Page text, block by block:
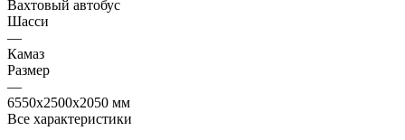
Вахтовый автобус
Шасси
—
Камаз
Размер
—
6550х2500х2050 мм
Все характеристики